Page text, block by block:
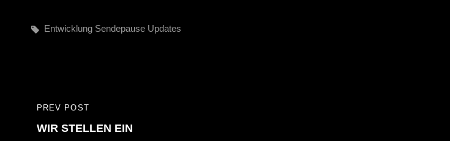
Tags,
Entwicklung Sendepause Updates
Beitragsnavigation
PREVIOUS
POST
PREV POST
WIR STELLEN EIN